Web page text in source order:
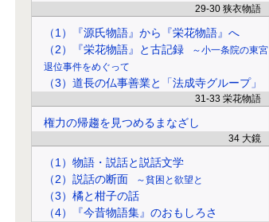
29-30 狭衣物語
（1）『源氏物語』から『栄花物語』へ
（2）『栄花物語』と古記録
小一条院の東宮
退位事件をめぐって
（3）道長の仏事善業と「法成寺グループ」
31-33 栄花物語
権力の帰趨を見つめるまなざし
34 大鏡
（1）物語・説話と説話文学
（2）説話の断面
貧困と欲望と
（3）橘と柑子の話
（4）『今昔物語集』のおもしろさ